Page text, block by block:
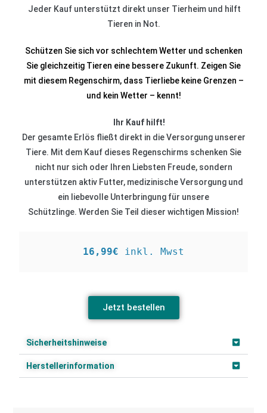
Jeder Kauf unterstützt direkt unser Tierheim und hilft
Tieren in Not.
Schützen Sie sich vor schlechtem Wetter und schenken
Sie gleichzeitig Tieren eine bessere Zukunft. Zeigen Sie
mit diesem Regenschirm, dass Tierliebe keine Grenzen –
und kein Wetter – kennt!
Ihr Kauf hilft!
Der gesamte Erlös fließt direkt in die Versorgung unserer
Tiere. Mit dem Kauf dieses Regenschirms schenken Sie
nicht nur sich oder Ihren Liebsten Freude, sondern
unterstützen aktiv Futter, medizinische Versorgung und
ein liebevolle Unterbringung für unsere
Schützlinge. Werden Sie Teil dieser wichtigen Mission!
16,99€ inkl. Mwst
Jetzt bestellen
Sicherheitshinweise
Herstellerinformation